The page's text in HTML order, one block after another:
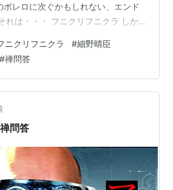
ボレロに次ぐかもしれない、エンド
れは・・・ フニクリフニクラ しか
年のフィルハーモニーというアルバ
。ワガハイは知人から借りたLPで
レ、面白いから聴いてみな。」 貸し
卓球部だったヤツだ。 10代後半から
トーヴェンばかり聴いていたから
楽も聴…
ニクリフニクラ #細野晴臣
#禅問答
問答